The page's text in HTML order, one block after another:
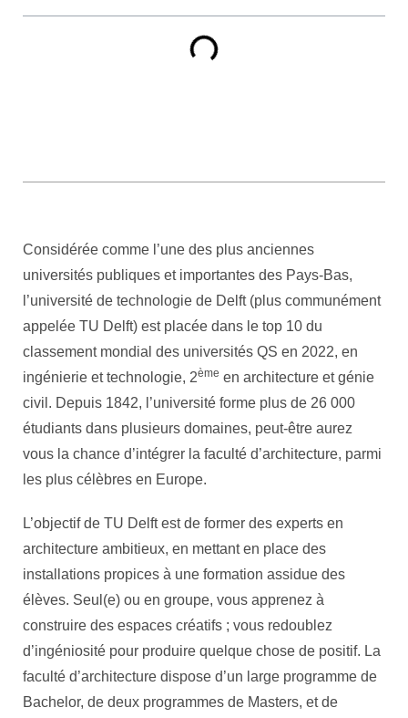
Considérée comme l’une des plus anciennes
universités publiques et importantes des Pays-Bas,
l’université de technologie de Delft (plus communément
appelée TU Delft) est placée dans le top 10 du
classement mondial des universités QS en 2022, en
ingénierie et technologie, 2ème en architecture et génie
civil. Depuis 1842, l’université forme plus de 26 000
étudiants dans plusieurs domaines, peut-être aurez
vous la chance d’intégrer la faculté d’architecture, parmi
les plus célèbres en Europe.
L’objectif de TU Delft est de former des experts en
architecture ambitieux, en mettant en place des
installations propices à une formation assidue des
élèves. Seul(e) ou en groupe, vous apprenez à
construire des espaces créatifs ; vous redoublez
d’ingéniosité pour produire quelque chose de positif. La
faculté d’architecture dispose d’un large programme de
Bachelor, de deux programmes de Masters, et de